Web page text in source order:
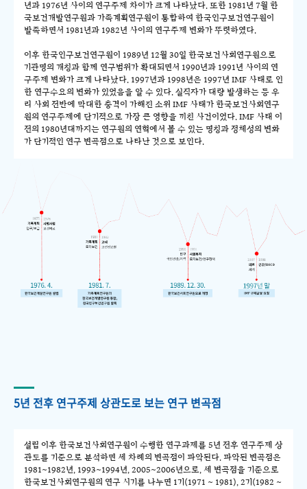
년과 1976년 사이의 연구주제 차이가 크게 나타났다. 또한 1981년 7월 한
국보건개발연구원과 가족계획연구원이 통합하여 한국인구보건연구원이
발족하면서 1981년과 1982년 사이의 연구주제 변화가 뚜렷하였다.
이후 한국인구보건연구원이 1989년 12월 30일 한국보건사회연구원으로
기관명의 개칭과 함께 연구범위가 확대되면서 1990년과 1991년 사이의 연
구주제 변화가 크게 나타났다. 1997년과 1998년은 1997년 IMF 사태로 인
한 연구수요의 변화가 있었음을 알 수 있다. 실직자가 대량 발생하는 등 우
리 사회 전반에 막대한 충격이 가해진 소위 IMF 사태가 한국보건사회연구
원의 연구주제에 단기적으로 가장 큰 영향을 끼친 사건이었다. IMF 사태 이
전의 1980년대까지는 연구원의 연혁에서 볼 수 있는 명칭과 정체성의 변화
가 단기적인 연구 변곡점으로 나타난 것으로 보인다.
5년 전후 연구주제 상관도로 보는 연구 변곡점
설립 이후 한국보건사회연구원이 수행한 연구과제를 5년 전후 연구주제 상
관도를 기준으로 분석하면 세 차례의 변곡점이 파악된다. 파악된 변곡점은
1981~1982년, 1993~1994년, 2005~2006년으로, 세 변곡점을 기준으로
한국보건사회연구원의 연구 시기를 나누면 1기(1971 ~ 1981), 2기(1982 ~